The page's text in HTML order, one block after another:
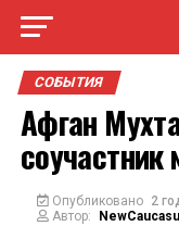
СОБЫТИЯ
Афган
Опубликовано 2
Автор: